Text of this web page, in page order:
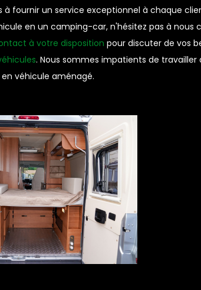
à fournir un service exceptionnel à chaque
en un camping-car, n'hésitez pas à nous
à votre disposition pour discuter de vos
. Nous sommes impatients de travailler
véhicule aménagé.